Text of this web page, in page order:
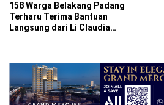
158 Warga Belakang Padang
Terharu Terima Bantuan
Langsung dari Li Claudia